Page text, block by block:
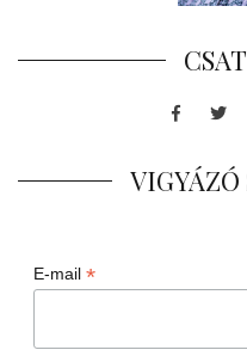
E-mail *